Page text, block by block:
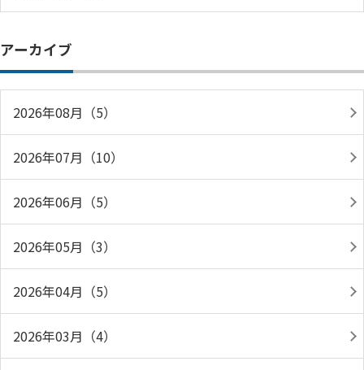
アーカイブ
2026年08月（5）
2026年07月（10）
2026年06月（5）
2026年05月（3）
2026年04月（5）
2026年03月（4）